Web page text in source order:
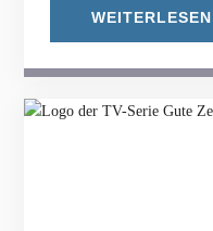
WEITERLESEN